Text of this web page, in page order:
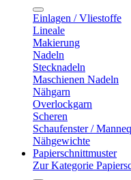
Einlagen / Vliestoffe
Lineale
Makierung
Nadeln
Stecknadeln
Maschienen Nadeln
Nähgarn
Overlockgarn
Scheren
Schaufenster /
Nähgewichte
Papierschnittmuster
Zur Kategorie